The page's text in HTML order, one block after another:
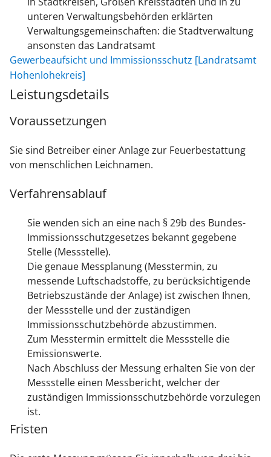
unteren Verwaltungsbehörden erklärten
Verwaltungsgemeinschaften: die Stadtverwaltung
ansonsten das Landratsamt
Gewerbeaufsicht und Immissionsschutz [Landratsamt
Hohenlohekreis]
Leistungsdetails
Voraussetzungen
Sie sind Betreiber einer Anlage zur Feuerbestattung
von menschlichen Leichnamen.
Verfahrensablauf
Sie wenden sich an eine nach § 29b des Bundes-
Immissionsschutzgesetzes bekannt gegebene
Stelle (Messstelle).
Die genaue Messplanung (Messtermin, zu
messende Luftschadstoffe, zu berücksichtigende
Betriebszustände der Anlage) ist zwischen Ihnen,
der Messstelle und der zuständigen
Immissionsschutzbehörde abzustimmen.
Zum Messtermin ermittelt die Messstelle die
Emissionswerte.
Nach Abschluss der Messung erhalten Sie von der
Messstelle einen Messbericht, welcher der
zuständigen Immissionsschutzbehörde vorzulegen
ist.
Fristen